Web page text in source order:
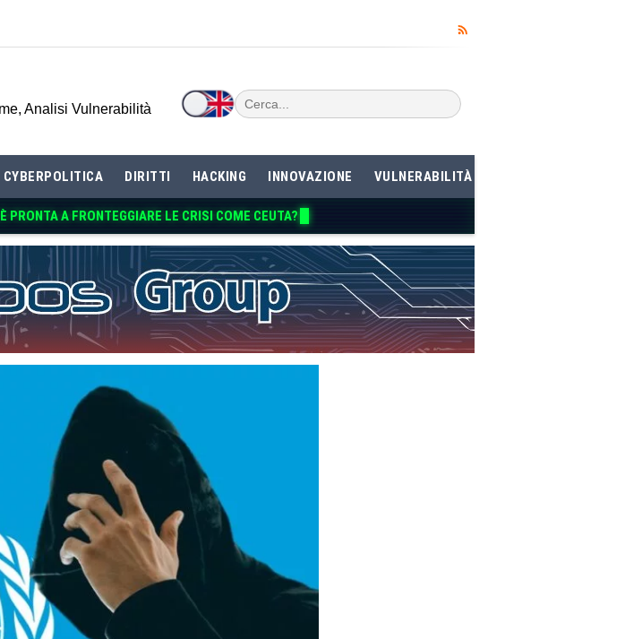
Analisi Vulnerabilità
CYBERPOLITICA DIRITTI HACKING INNOVAZIONE VULNERABILITÀ
A FRONTEGGIARE LE CRISI COME CEUTA?